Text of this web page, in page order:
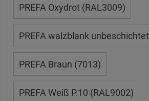
PREFA Oxydrot (RAL3009)
PREFA walzblank unbeschichtet
PREFA Braun (7013)
PREFA Weiß P.10 (RAL9002)